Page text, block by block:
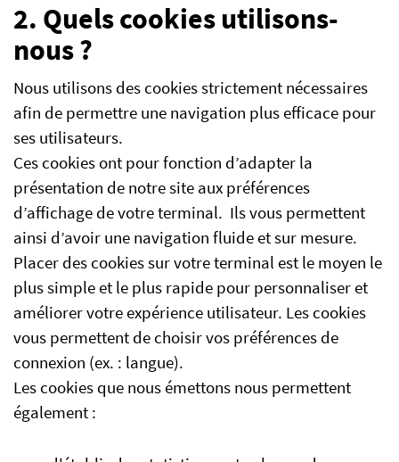
2. Quels cookies utilisons-
nous ?
Nous utilisons des cookies strictement nécessaires
afin de permettre une navigation plus efficace pour
ses utilisateurs.
Ces cookies ont pour fonction d’adapter la
présentation de notre site aux préférences
d’affichage de votre terminal. Ils vous permettent
ainsi d’avoir une navigation fluide et sur mesure.
Placer des cookies sur votre terminal est le moyen le
plus simple et le plus rapide pour personnaliser et
améliorer votre expérience utilisateur. Les cookies
vous permettent de choisir vos préférences de
connexion (ex. : langue).
Les cookies que nous émettons nous permettent
également :